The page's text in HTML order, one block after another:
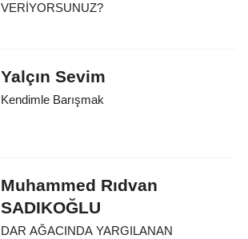
VERİYORSUNUZ?
Yalçın Sevim
Kendimle Barışmak
Muhammed Rıdvan
SADIKOĞLU
DAR AĞACINDA YARGILANAN